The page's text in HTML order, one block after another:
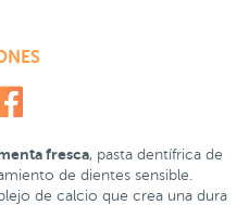
fresca, pasta dentífrica de
de dientes sensible.
de calcio que crea una dura